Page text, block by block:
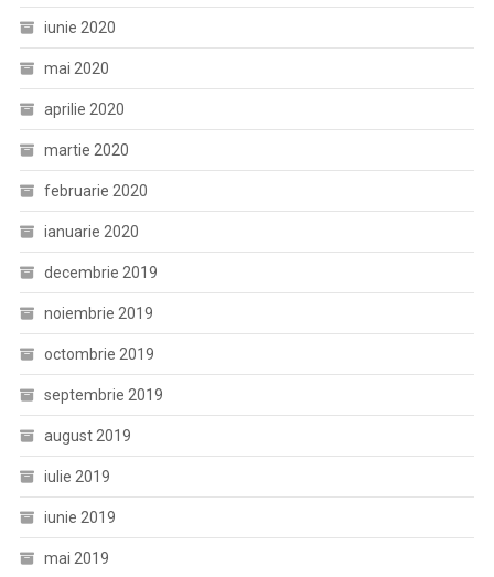
iunie 2020
mai 2020
aprilie 2020
martie 2020
februarie 2020
ianuarie 2020
decembrie 2019
noiembrie 2019
octombrie 2019
septembrie 2019
august 2019
iulie 2019
iunie 2019
mai 2019